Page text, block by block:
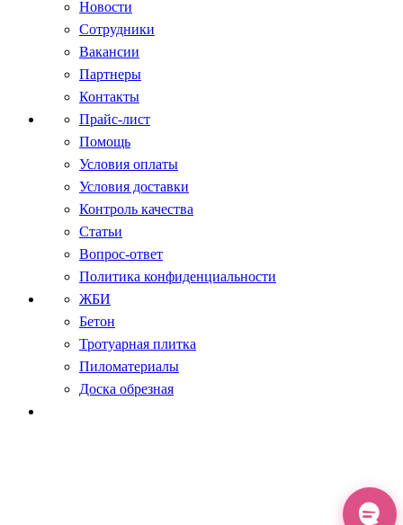
Новости
Сотрудники
Вакансии
Партнеры
Контакты
Прайс-лист
Помощь
Условия оплаты
Условия доставки
Контроль качества
Статьи
Вопрос-ответ
Политика конфиденциальности
ЖБИ
Бетон
Тротуарная плитка
Пиломатериалы
Доска обрезная